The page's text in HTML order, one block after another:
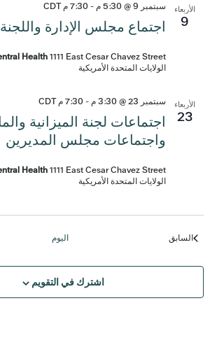
الأربعاء
9 اجتماع مجلس الإدارة واللجنة
سبتمبر 9 @ 5:30 م -7:30 م CDT
Health
الولايات المتحدة الأمريكية
الأربعاء
23
اجتماعات لجنة الميزانية
واجتماعات مجلس المديرين
سبتمبر 23 @ 3:30 م -7:30 م CDT
Health
الولايات المتحدة الأمريكية
السابق اليوم
اشترك في التقويم